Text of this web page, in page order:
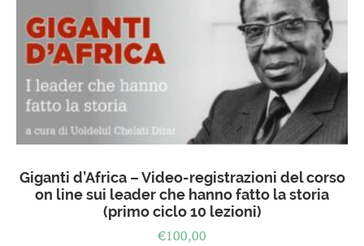
Giganti d’Africa – Video-registrazioni del corso
on line sui leader che hanno fatto la storia
(primo ciclo 10 lezioni)
€100,00